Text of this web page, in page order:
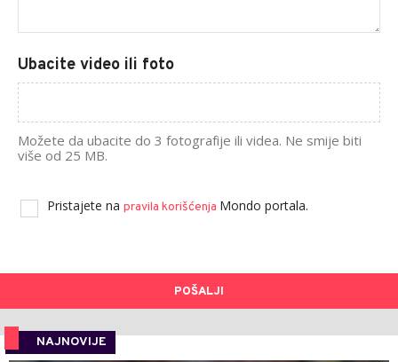
Ubacite video ili foto
Možete da ubacite do 3 fotografije ili videa. Ne smije biti
više od 25 MB.
Pristajete na pravila korišćenja Mondo portala.
POŠALJI
NAJNOVIJE